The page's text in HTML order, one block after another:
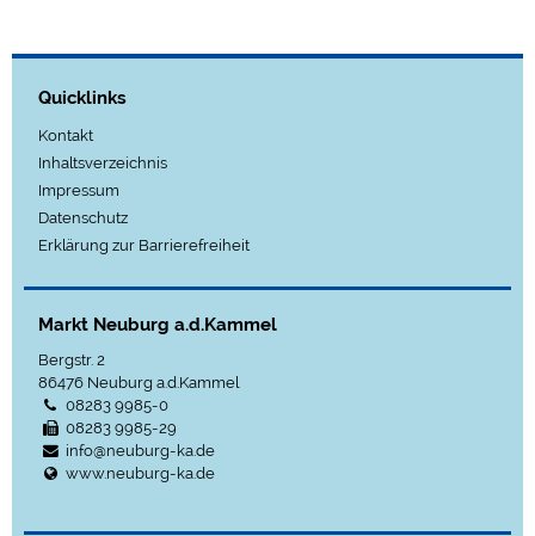
Quicklinks
Kontakt
Inhaltsverzeichnis
Impressum
Datenschutz
Erklärung zur Barrierefreiheit
Markt Neuburg a.d.Kammel
Bergstr. 2
86476 Neuburg a.d.Kammel
08283 9985-0
08283 9985-29
info@neuburg-ka.de
www.neuburg-ka.de